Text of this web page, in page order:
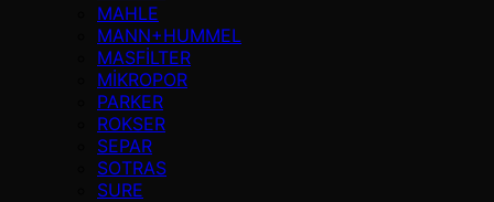
MAHLE
MANN+HUMMEL
MASFİLTER
MİKROPOR
PARKER
ROKSER
SEPAR
SOTRAS
SURE